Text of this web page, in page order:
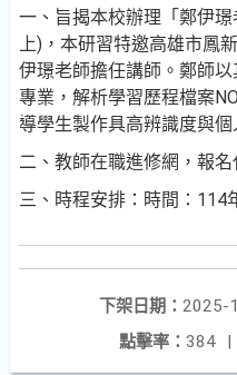
一、旨揭本校辦理「鄭伊
上)，本研習特邀高雄市鳳
伊璟老師擔任講師。鄭師
專業，解析學習歷程檔案
導學生製作具高辨識度與
二、教師在職進修網，報名
三、時程安排：時間：114
下架日期： 2025-
點擊率： 384 |